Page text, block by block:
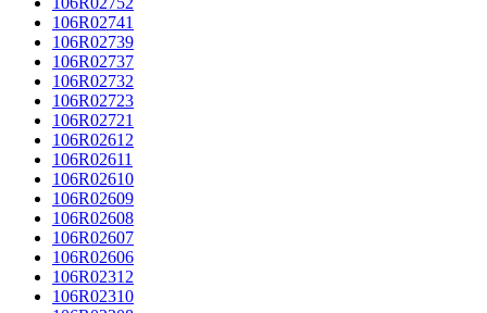
106R02741
106R02739
106R02737
106R02732
106R02723
106R02721
106R02612
106R02611
106R02610
106R02609
106R02608
106R02607
106R02606
106R02312
106R02310